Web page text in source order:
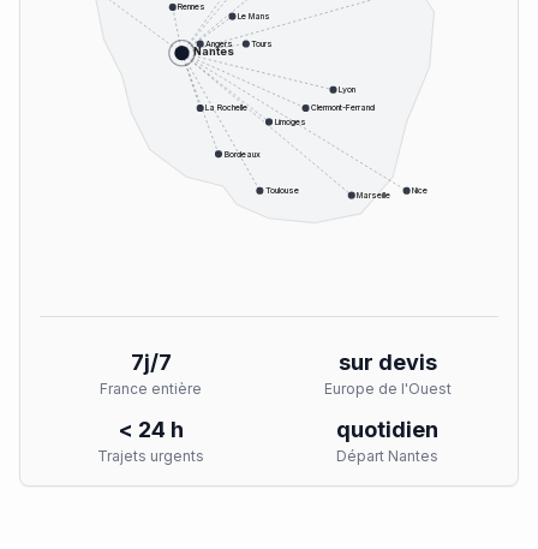
Nantes
Lyon
Marseille
Toulouse
Bordeaux
Nice
Rennes
Angers
Le Mans
Tours
Limoges
Clermont-Ferrand
La Rochelle
7j/7
France entière
sur devis
Europe de l'Ouest
< 24 h
Trajets urgents
quotidien
Départ Nantes